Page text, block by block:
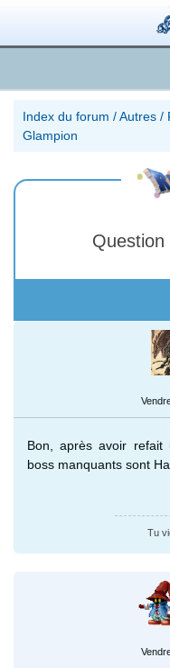
Index du forum /Autres /
Glampion
Question
Bon, après avoir
boss manquants sont
Tu